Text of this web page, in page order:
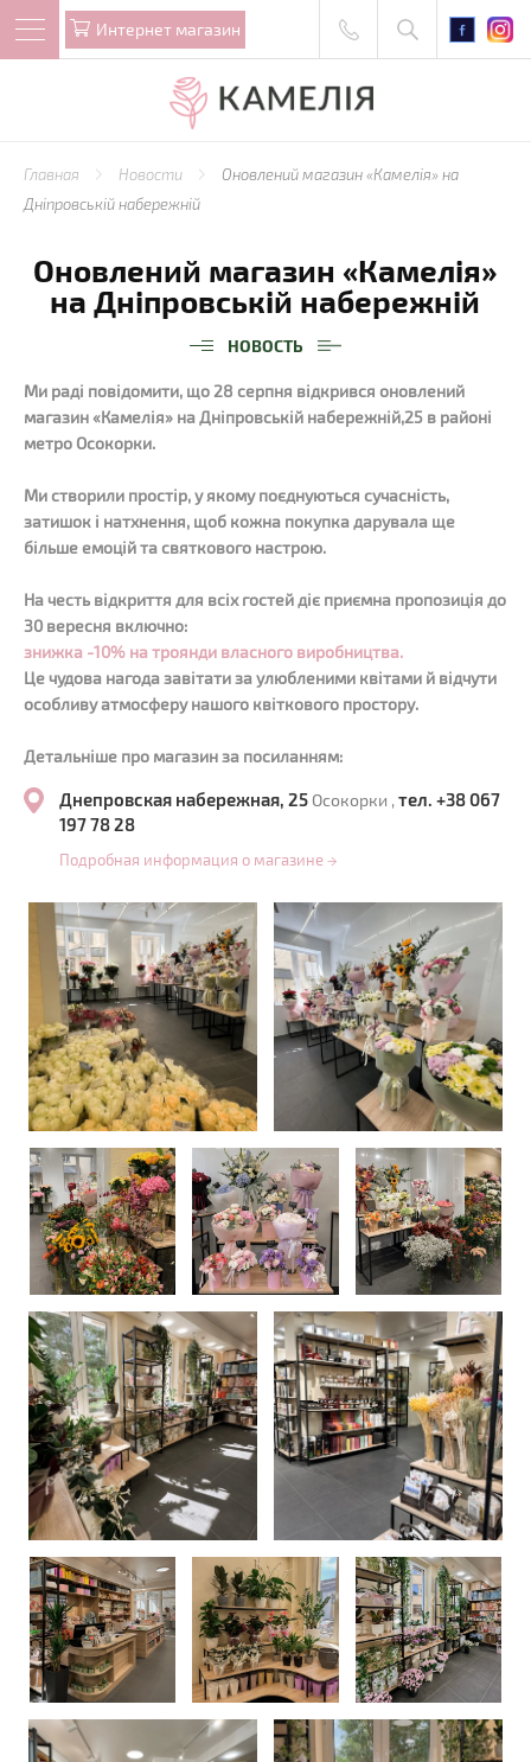
Интернет магазин
Главная Новости
Оновлений магазин «Камелія» на
Дніпровській набережній
Оновлений магазин «Камелія»
на Дніпровській набережній
НОВОСТЬ
Ми раді повідомити, що 28 серпня відкрився оновлений
магазин «Камелія» на Дніпровській набережній,25 в районі
метро Осокорки.
Ми створили простір, у якому поєднуються сучасність,
затишок і натхнення, щоб кожна покупка дарувала ще
більше емоцій та святкового настрою.
На честь відкриття для всіх гостей діє приємна пропозиція до
30 вересня включно:
знижка -10% на троянди власного виробництва.
Це чудова нагода завітати за улюбленими квітами й відчути
особливу атмосферу нашого квіткового простору.
Детальніше про магазин за посиланням:
Днепровская набережная, 25 Осокорки , тел. +38 067
197 78 28
Подробная информация о магазине →